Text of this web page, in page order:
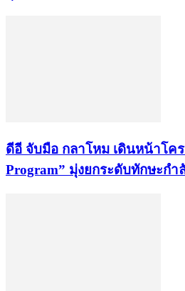
ดีอี จับมือ กลาโหม เดินหน้าโคร
Program” มุ่งยกระดับทักษะก